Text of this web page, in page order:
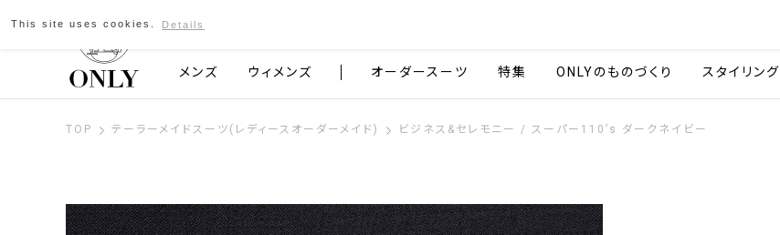
京都発のスーツブランド ONLY
メンズ ウィメンズ オーダースーツ 特集 ONLYのものづくり スタイリング
TOP テーラーメイドスーツ(レディースオーダーメイド) ビジネス&セレモニー / スーパー110’s ダークネイビー
This site uses cookies. Details